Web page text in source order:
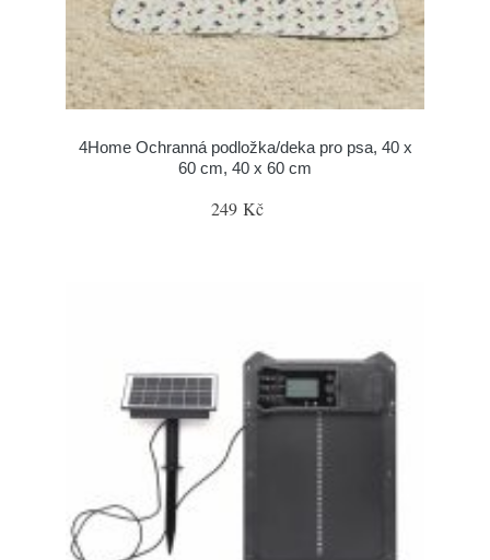
4Home Ochranná podložka/deka pro psa, 40 x
60 cm, 40 x 60 cm
249 Kč